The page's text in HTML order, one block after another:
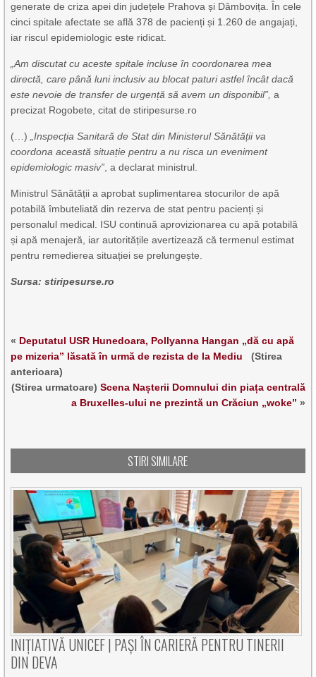
generate de criza apei din județele Prahova și Dâmbovița. În cele
cinci spitale afectate se află 378 de pacienți și 1.260 de angajați,
iar riscul epidemiologic este ridicat.
„Am discutat cu aceste spitale incluse în coordonarea mea
directă, care până luni inclusiv au blocat paturi astfel încât dacă
este nevoie de transfer de urgență să avem un disponibil”, a
precizat Rogobete, citat de stiripesurse.ro
(…)„Inspecția Sanitară de Stat din Ministerul Sănătății va
coordona această situație pentru a nu risca un eveniment
epidemiologic masiv”, a declarat ministrul.
Ministrul Sănătății a aprobat suplimentarea stocurilor de apă
potabilă îmbuteliată din rezerva de stat pentru pacienți și
personalul medical. ISU continuă aprovizionarea cu apă potabilă
și apă menajeră, iar autoritățile avertizează că termenul estimat
pentru remedierea situației se prelungește.
Sursa: stiripesurse.ro
« Deputatul USR Hunedoara, Pollyanna Hangan „dă cu apă
pe mizeria” lăsată în urmă de rezista de la Mediu
(Stirea
anterioara)
(Stirea urmatoare) Scena Nașterii Domnului din piața centrală
a Bruxelles-ului ne prezintă un Crăciun „woke” »
STIRI SIMILARE
INIȚIATIVĂ UNICEF | PAȘI ÎN CARIERĂ PENTRU TINERII
DIN DEVA